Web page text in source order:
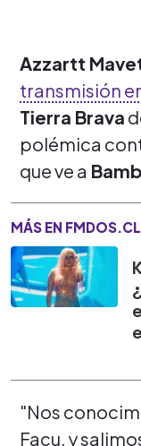
Azzartt
transmisión
Tierra Brava
polémica
que ve a
MÁS EN FMDOS.CL
"Nos
Facu, y